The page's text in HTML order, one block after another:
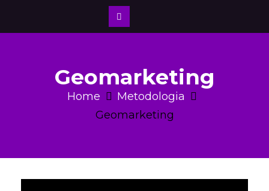
Geomarketing
Home
Metodologia
Geomarketing